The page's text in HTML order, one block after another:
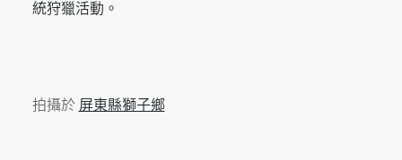
統狩獵活動。
拍攝於 屏東縣獅子鄉